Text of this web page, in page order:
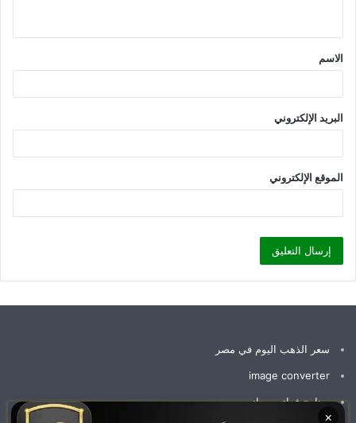
×
ق
*
الاسم
البريد الإلكتروني
الموقع الإلكتروني
سعر الذهب اليوم في مصر
image converter
برنامج فواتير مجاني